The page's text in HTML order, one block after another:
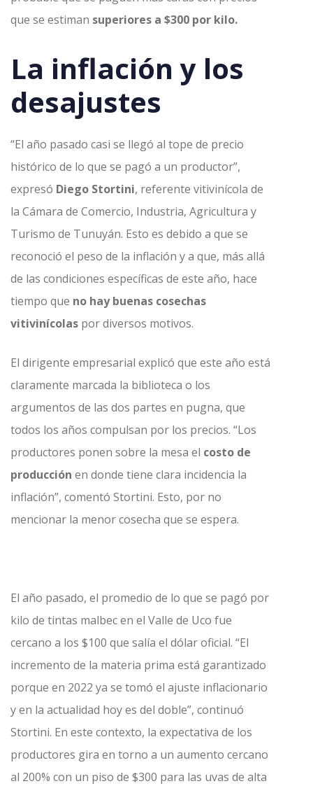
que se estiman superiores a $300 por kilo.
La inflación y los
desajustes
“El año pasado casi se llegó al tope de precio
histórico de lo que se pagó a un productor”,
expresó Diego Stortini, referente vitivinícola de
la Cámara de Comercio, Industria, Agricultura y
Turismo de Tunuyán. Esto es debido a que se
reconoció el peso de la inflación y a que, más allá
de las condiciones específicas de este año, hace
tiempo que no hay buenas cosechas
vitivinícolas por diversos motivos.
El dirigente empresarial explicó que este año está
claramente marcada la biblioteca o los
argumentos de las dos partes en pugna, que
todos los años compulsan por los precios. “Los
productores ponen sobre la mesa el costo de
producción en donde tiene clara incidencia la
inflación”, comentó Stortini. Esto, por no
mencionar la menor cosecha que se espera.
El año pasado, el promedio de lo que se pagó por
kilo de tintas malbec en el Valle de Uco fue
cercano a los $100 que salía el dólar oficial. “El
incremento de la materia prima está garantizado
porque en 2022 ya se tomó el ajuste inflacionario
y en la actualidad hoy es del doble”, continuó
Stortini. En este contexto, la expectativa de los
productores gira en torno a un aumento cercano
al 200% con un piso de $300 para las uvas de alta